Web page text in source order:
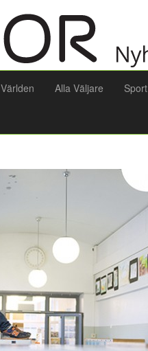
Världen Alla Väljare Sport